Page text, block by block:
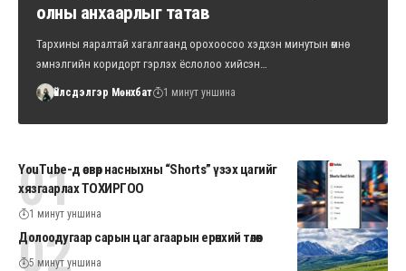
олны анхаарлыг татав
Тархины яаралтай хагалгаанд орохоосоо хэдхэн минутын өмнө
эмнэлгийн коридорт гэрлэх ёслолоо хийсэн…
Үйлсдэлгэр Мөнхбат 1 минут уншина
YouTube-д өсвөр насныхны “Shorts” үзэх цагийг
хязгаарлах ТОХИРГОО
1 минут уншина
Долоодугаар сарын цаг агаарын ерөнхий төлөв
5 минут уншина